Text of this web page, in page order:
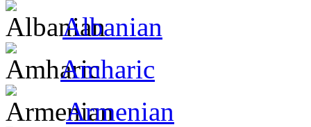
Albanian
Amharic
Armenian